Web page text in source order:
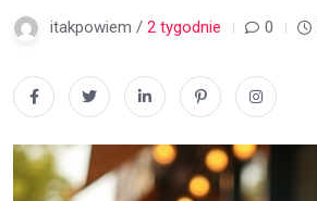
itakpowiem / 2 tygodnie 0